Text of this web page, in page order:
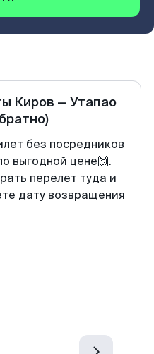
Киров — Утапао
без посредников
выгодной цене🙌.
перелет туда и
дату возвращения